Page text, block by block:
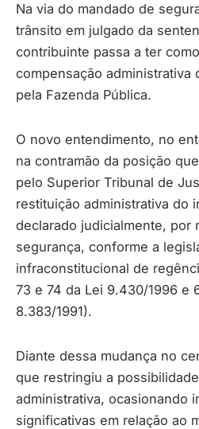
Na via do mandado de
trânsito em julgado da
contribuinte passa a ter
compensação administrativa
pela Fazenda Pública.
O novo entendimento, no
na contramão da posição
pelo Superior Tribunal de
restituição administrativa do
declarado judicialmente, por
segurança, conforme a
infraconstitucional de
73 e 74 da Lei 9.430/1996 e
8.383/1991).
Diante dessa mudança no
que restringiu a
administrativa, ocasionando
significativas em relação ao